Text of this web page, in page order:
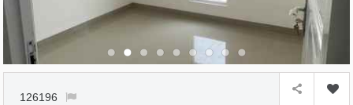
126196